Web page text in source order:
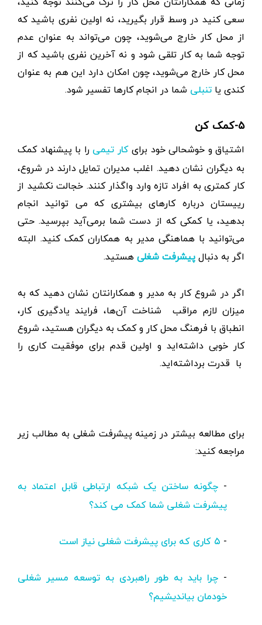
سعی کنید در وسط قرار بگیرید، نه اولین نفری باشید که
از محل کار خارج می‌شوید، چون می‌تواند به عنوان عدم
توجه شما به کار تلقی شود و نه آخرین نفری باشید که از
محل کار خارج می‌شوید، چون امکان دارد این هم به عنوان
کندی یا تنبلی شما در انجام کارها تفسیر شود.
۵-کمک کن
اشتیاق و خوشحالی خود برایکار تیمی را با پیشنهاد کمک
به دیگران نشان دهید. اغلب مدیران تمایل دارند در شروع،
کار کمتری به افراد تازه وارد واگذار کنند. خجالت نکشید از
رییستان درباره کارهای بیشتری که می توانید انجام
بدهید، یا کمکی که از دست شما برمی‌آید بپرسید‌. حتی
می‌توانید با هماهنگی مدیر به همکاران کمک کنید. البته
اگر به دنبالپیشرفت شغلیهستید.
اگر در شروع کار به مدیر و همکارانتان نشان دهید که به
میزان لازم مراقب شناخت آن‌ها، فرایند یادگیری کار،
انطباق با فرهنگ محل کار و کمک به دیگران هستید، شروع
کار خوبی داشته‌اید و اولین قدم برای موفقیت کاری را
با قدرت برداشته‌اید.
برای مطالعه بیشتر در زمینه پیشرفت شغلی به مطالب زیر
مراجعه کنید:
-چگونه ساختن یک شبکه ارتباطی قابل اعتماد به
پیشرفت شغلی شما کمک می کند؟
- ۵ کاری که برای پیشرفت شغلی نیاز است
- چرا باید به طور راهبردی به توسعه مسیر شغلی
خودمان بیاندیشیم؟